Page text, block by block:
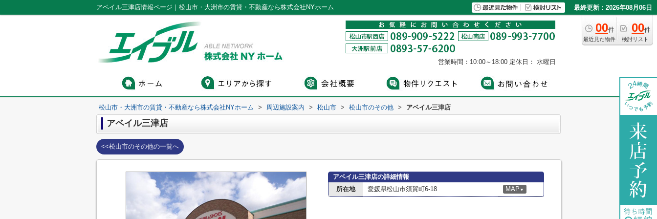
アベイル三津店情報ページ｜松山市・大洲市の賃貸・不動産なら株式会社NYホーム 最終更新：2026年08月06日
00件
最近見た物件
00件
検討リスト
営業時間：10:00～18:00 定休日： 水曜日
松山市・大洲市の賃貸・不動産なら株式会社NYホーム > 周辺施設案内 > 松山市 > 松山市のその他 > アベイル三津店
アベイル三津店
<<松山市のその他の一覧へ
アベイル三津店の詳細情報
所在地
愛媛県松山市須賀町6-18 MAP ▼